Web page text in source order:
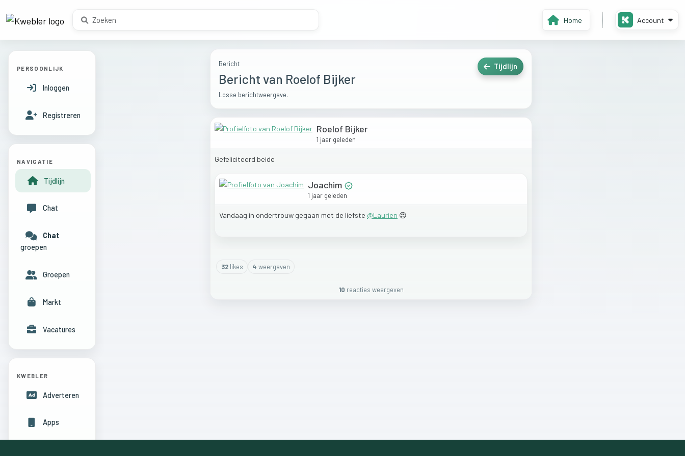
Home Account
Bericht
Bericht van Roelof Bijker
Losse berichtweergave.
Tijdlijn
Roelof Bijker
1 jaar geleden
Gefeliciteerd beide
Joachim
1 jaar geleden
Vandaag in ondertrouw gegaan met de liefste @Laurien 😍
32likes 4 weergaven
10 reacties weergeven
PERSOONLIJK
Inloggen
Registreren
NAVIGATIE
Tijdlijn
Chat
Chat
groepen
Groepen
Markt
Vacatures
KWEBLER
Adverteren
Apps